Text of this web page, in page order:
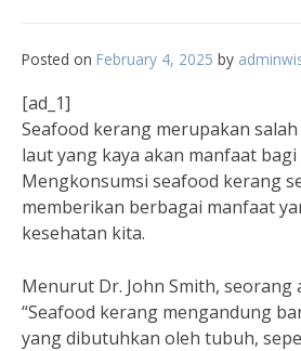
Posted on February 4, 2025 by
[ad_1]
Seafood kerang merupakan
laut yang kaya akan manfaat
Mengkonsumsi seafood kerang
memberikan berbagai manfaat
kesehatan kita.
Menurut Dr. John Smith, seorang
“Seafood kerang mengandung
yang dibutuhkan oleh tubuh,